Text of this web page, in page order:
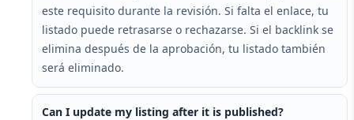
este requisito durante la revisión. Si falta el enlace, tu
listado puede retrasarse o rechazarse. Si el backlink se
elimina después de la aprobación, tu listado también
será eliminado.
Can I update my listing after it is published?